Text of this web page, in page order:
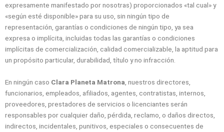
expresamente manifestado por nosotras) proporcionados «tal cual» y
«según esté disponible» para su uso, sin ningún tipo de
representación, garantías o condiciones de ningún tipo, ya sea
expresa o implícita, incluidas todas las garantías o condiciones
implícitas de comercialización, calidad comercializable, la aptitud para
un propósito particular, durabilidad, título y no infracción.
En ningún caso Clara Planeta Matrona , nuestros directores,
funcionarios, empleados, afiliados, agentes, contratistas, internos,
proveedores, prestadores de servicios o licenciantes serán
responsables por cualquier daño, pérdida, reclamo, o daños directos,
indirectos, incidentales, punitivos, especiales o consecuentes de